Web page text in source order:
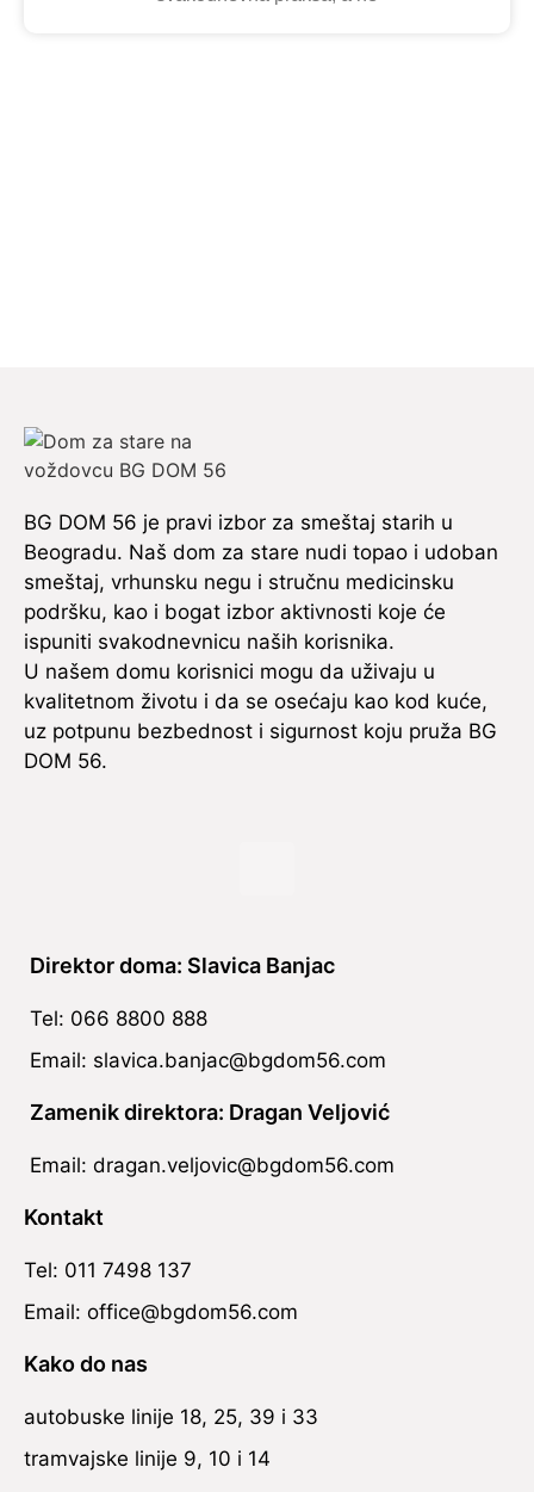
BG DOM 56 je pravi izbor za smeštaj starih u
Beogradu. Naš dom za stare nudi topao i udoban
smeštaj, vrhunsku negu i stručnu medicinsku
podršku, kao i bogat izbor aktivnosti koje će
ispuniti svakodnevnicu naših korisnika.
U našem domu korisnici mogu da uživaju u
kvalitetnom životu i da se osećaju kao kod kuće,
uz potpunu bezbednost i sigurnost koju pruža BG
DOM 56.
Direktor doma: Slavica Banjac
Tel: 066 8800 888
Email: slavica.banjac@bgdom56.com
Zamenik direktora: Dragan Veljović
Email: dragan.veljovic@bgdom56.com
Kontakt
Tel: 011 7498 137
Email: office@bgdom56.com
Kako do nas
autobuske linije 18, 25, 39 i 33
tramvajske linije 9, 10 i 14